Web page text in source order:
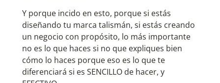
Y porque incido en esto, porque si estás
diseñando tu marca talismán, si estás creando
un negocio con propósito, lo más importante
no es lo que haces si no que expliques bien
cómo lo haces porque eso es lo que te
diferenciará si es SENCILLO de hacer, y